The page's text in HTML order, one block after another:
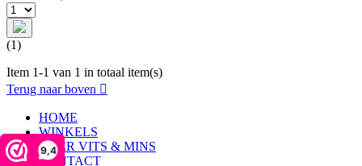
9,4
(1)
Item 1-1 van 1 in totaal item(s)
Terug naar boven 
HOME
WINKELS
OVER VITS & MINS
CONTACT